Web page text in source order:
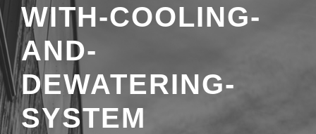
WITH-COOLING-
AND-
DEWATERING-
SYSTEM